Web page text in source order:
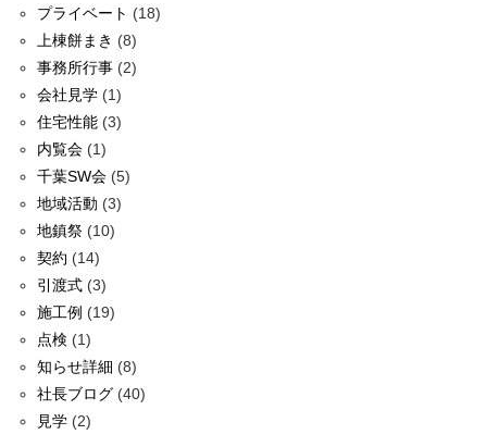
プライベート (18)
上棟餅まき (8)
事務所行事(2)
会社見学(1)
住宅性能(3)
内覧会(1)
千葉SW会(5)
地域活動 (3)
地鎮祭(10)
契約 (14)
引渡式(3)
施工例 (19)
点検 (1)
知らせ詳細 (8)
社長ブログ(40)
見学(2)